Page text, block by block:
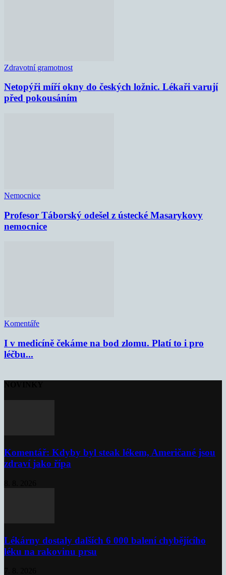
Zdravotní gramotnost
Netopýři míří okny do českých ložnic. Lékaři varují
před pokousáním
Nemocnice
Profesor Táborský odešel z ústecké Masarykovy
nemocnice
Komentáře
I v medicíně čekáme na bod zlomu. Platí to i pro
léčbu...
Komentář: Kdyby byl steak lékem, Američané jsou
zdraví jako řípa
Lékárny dostaly dalších 6 000 balení chybějícího
léku na rakovinu prsu